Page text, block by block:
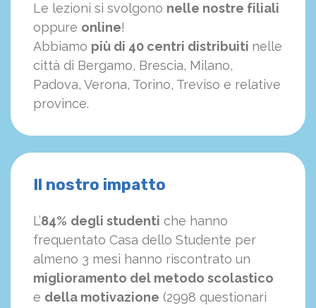
Le lezioni si svolgono nelle nostre filiali
oppure online!
Abbiamo più di 40 centri distribuiti nelle
città di Bergamo, Brescia, Milano,
Padova, Verona, Torino, Treviso e relative
province.
Il nostro impatto
L’84% degli studenti che hanno
frequentato Casa dello Studente per
almeno 3 mesi hanno riscontrato un
miglioramento del metodo scolastico
e della motivazione (2998 questionari